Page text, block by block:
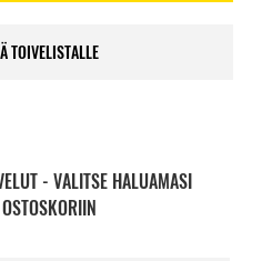
TOIVELISTALLE
- VALITSE HALUAMASI